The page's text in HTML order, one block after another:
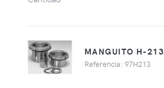
MANGUITO H-213
Referencia: 97H213